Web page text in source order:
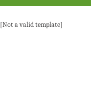
[Not a valid template]